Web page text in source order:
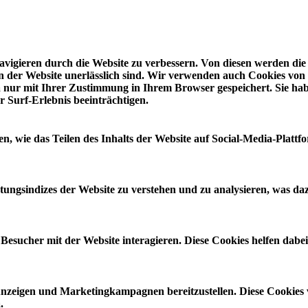
durch die Website zu verbessern. Von diesen werden
Website unerlässlich sind. Wir verwenden auch Cookies
nur mit Ihrer Zustimmung in Ihrem Browser gespeichert. Sie
Surf-Erlebnis beeinträchtigen.
wie das Teilen des Inhalts der Website auf Social-Media-
der Website zu verstehen und zu analysieren, was
mit der Website interagieren. Diese Cookies helfen
und Marketingkampagnen bereitzustellen. Diese